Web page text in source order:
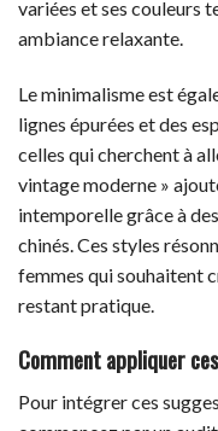
variées et ses couleurs
ambiance relaxante.
Le minimalisme est
lignes épurées et des
celles qui cherchent à
vintage moderne »
intemporelle grâce à
chinés. Ces styles
femmes qui souhaitent
restant pratique.
Comment appliquer
Pour intégrer ces